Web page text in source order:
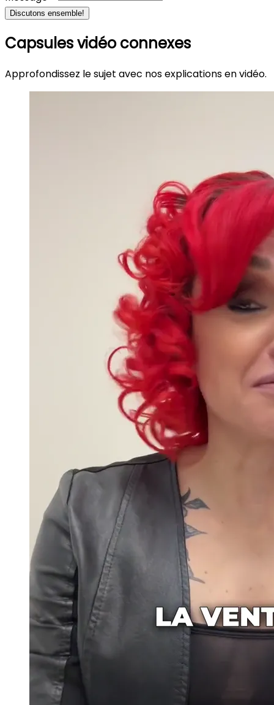
Discutons ensemble!
Capsules vidéo connexes
Approfondissez le sujet avec nos explications en vidéo.